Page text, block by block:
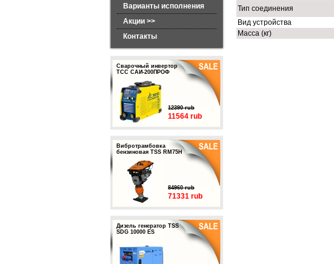
Варианты исполнения
Акции >>
Контакты
Сварочный инвертор
ТСС САИ-200ПРОФ
12390 rub
11564 rub
Вибротрамбовка
бензиновая TSS RM75H
84960 rub
71331 rub
Дизель генератор TSS
SDG 10000 ES
Тип соединения
Вид устройства
Масса (кг)